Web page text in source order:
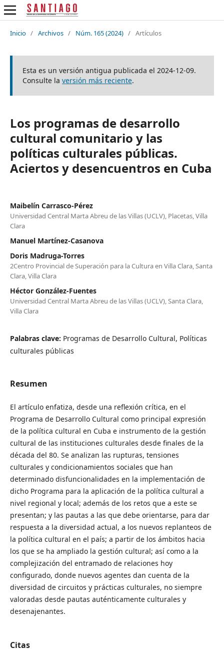
Inicio / Archivos / Núm. 165 (2024) / Artículos
Esta es un versión antigua publicada el 2024-12-09.
Consulte la versión más reciente.
Los programas de desarrollo
cultural comunitario y las
políticas culturales públicas.
Aciertos y desencuentros en Cuba
Maibelín Carrasco-Pérez
Universidad Central Marta Abreu de las Villas (UCLV), Placetas, Villa
Clara
Manuel Martínez-Casanova
Doris Madruga-Torres
2Centro Provincial de Superación para la Cultura en Villa Clara, Santa
Clara, Villa Clara
Héctor González-Fuentes
Universidad Central Marta Abreu de las Villas (UCLV), Santa Clara,
Villa Clara
Palabras clave: Programas de Desarrollo Cultural, Políticas
culturales públicas
Resumen
El artículo enfatiza, desde una reflexión crítica, en el
Programa de Desarrollo Cultural como principal expresión
de la política cultural en Cuba e instrumento de la gestión
cultural de las instituciones culturales desde finales de la
década del 80. Se analizan las rupturas, tensiones
culturales y condicionamientos sociales que han
determinado disfuncionalidades en la implementación de
dicho Programa para la aplicación de la política cultural a
nivel regional y local; además de los retos que a este se
presentan; y las pautas a las que debe orientarse, para dar
respuesta a la diversidad actual, a los nuevos replanteos de
la política cultural en el país; a partir de los ámbitos hacia
los que se ha ampliado la gestión cultural; así como a la
complejización del entramado de relaciones hoy
configurado, donde nuevos agentes dan cuenta de la
diversidad de circuitos y prácticas culturales, no siempre
valoradas desde pautas auténticamente culturales y
desenajenantes.
Citas